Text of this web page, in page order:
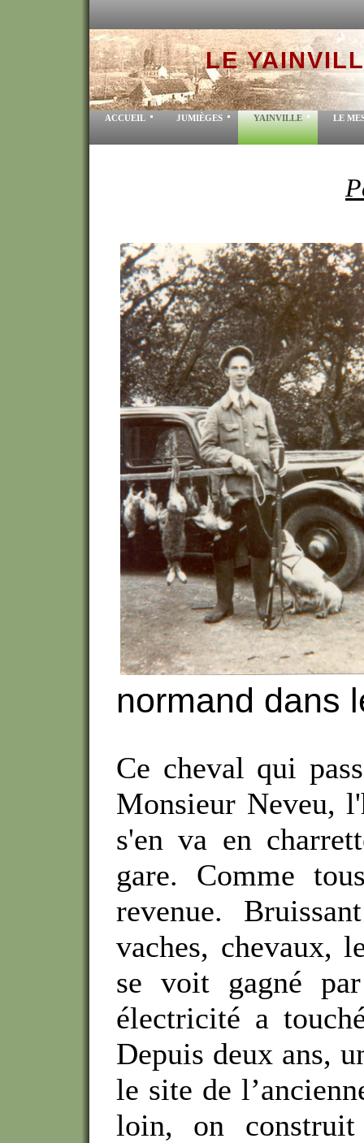
LE
ACCUEIL JUMIÈGES YAINVILLE LE
normand dans
Ce cheval qui
Monsieur Neveu,
s'en va en
gare. Comme
revenue.
vaches, chevaux, l
se voit gagné
électricité a
Depuis deux ans,
le site de
loin, on